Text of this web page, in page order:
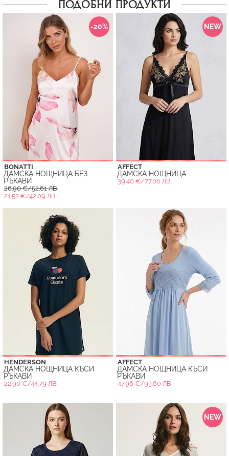
ПОДОБНИ ПРОДУКТИ
-20%
BONATTI
ДАМСКА НОЩНИЦА БЕЗ
РЪКАВИ
26.90 €/52.61 ЛВ.
21.52 €/42.09 ЛВ.
NEW
AFFECT
ДАМСКА НОЩНИЦА
39.40 €/77.06 ЛВ.
HENDERSON
ДАМСКА НОЩНИЦА КЪСИ
РЪКАВИ
22.90 €/44.79 ЛВ.
AFFECT
ДАМСКА НОЩНИЦА КЪСИ
РЪКАВИ
47.96 €/93.80 ЛВ.
NEW